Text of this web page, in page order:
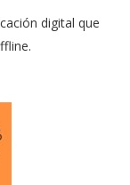
digital que